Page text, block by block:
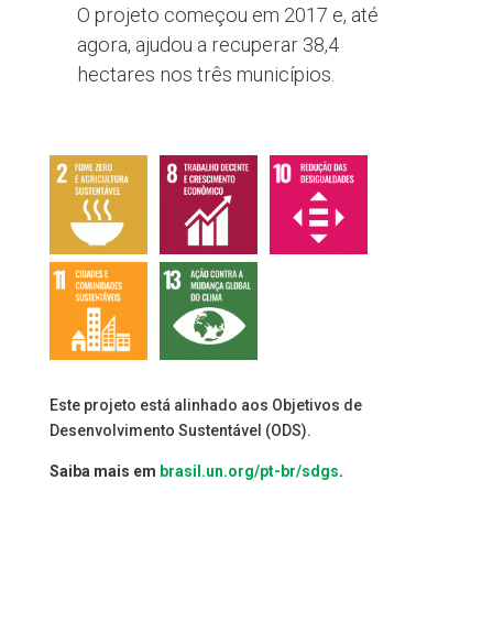
O projeto começou em 2017 e, até
agora, ajudou a recuperar 38,4
hectares nos três municípios.
Este projeto está alinhado aos Objetivos de
Desenvolvimento Sustentável (ODS).
Saiba mais em brasil.un.org/pt-br/sdgs.